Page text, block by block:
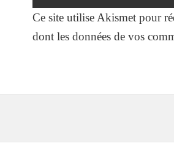
Ce site utilise Akismet pour
dont les données de vos